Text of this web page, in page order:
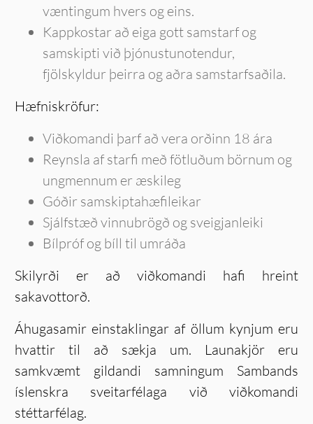
væntingum hvers og eins.
Kappkostar að eiga gott samstarf og
samskipti við þjónustunotendur,
fjölskyldur þeirra og aðra samstarfsaðila.
Hæfniskröfur:
Viðkomandi þarf að vera orðinn 18 ára
Reynsla af starfi með fötluðum börnum og
ungmennum er æskileg
Góðir samskiptahæfileikar
Sjálfstæð vinnubrögð og sveigjanleiki
Bílpróf og bíll til umráða
Skilyrði er að viðkomandi hafi hreint
sakavottorð.
Áhugasamir einstaklingar af öllum kynjum eru
hvattir til að sækja um. Launakjör eru
samkvæmt gildandi samningum Sambands
íslenskra sveitarfélaga við viðkomandi
stéttarfélag.